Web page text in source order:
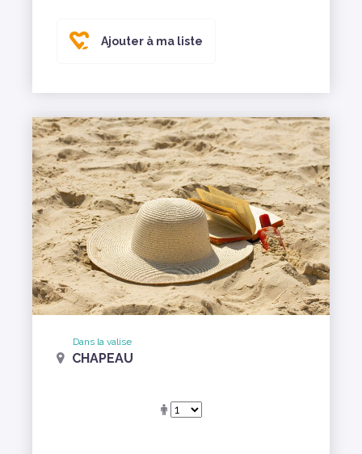
Ajouter à ma liste
Dans la valise
CHAPEAU